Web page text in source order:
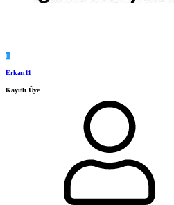
E
Erkan11
Kayıtlı Üye